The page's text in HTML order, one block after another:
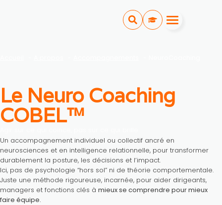
Le Neuro Coaching
COBEL™
Un accompagnement individuel ou collectif ancré en
neurosciences et en intelligence relationnelle, pour transformer
durablement la posture, les décisions et l’impact.
Ici, pas de psychologie “hors sol” ni de théorie comportementale.
Juste une méthode rigoureuse, incarnée, pour aider dirigeants,
managers et fonctions clés à mieux se comprendre pour mieux
faire équipe.